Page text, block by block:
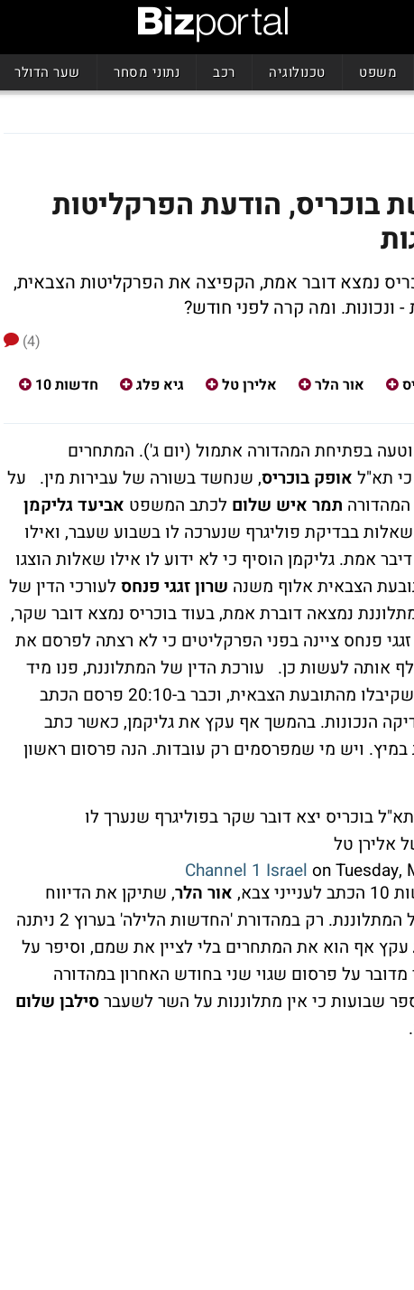
משפט טכנולוגיה רכב נתוני מסחר שער הדולר
ערוץ 10 בפרשת בוכריס, הודעת הפרקליטות
10' על כך שבוכריס נמצא דובר אמת, הקפיצה את הפרקליטות הצבאית,
ונכונות. ומה קרה לפני חודש?
(4)
אור הלר אלירן טל גיא פלג
חדשות 10
בפתיחת המהדורה אתמול (יום ג'). המתחרים
תא"ל אופק בוכריס, שנחשד בשורה של עבירות מין. על
תמר איש שלום לכתב המשפט אביעד גליקמן
שסיפר כי תא"ל בוכריס נמצא דובר אמת ב-3 שאלות בבדיקת פוליגרף שנערכה לו בשבוע שעבר, ואילו
אמת. גליקמן הוסיף כי לא ידוע לו אילו שאלות הוצגו
הצבאית אלוף משנה שרון זגגי פנחס לעורכי הדין של
נמצאה דוברת אמת, בעוד בוכריס נמצא דובר שקר,
פנחס ציינה בפני הפרקליטים כי לא רצתה לפרסם את
הבדיקה, אולם הפרסום בערוץ 10 אילף אותה לעשות כן. עורכת הדין של המתלוננת, פנו מיד
למערכות הטלוויזיה כדי להעביר את הדברים שקיבלו מהתובעת הצבאית, וכבר ב-20:10 פרסם הכתב
הנכונות. בהמשך אף עקץ את גליקמן, כאשר כתב
ויש מי שמפרסמים רק עובדות. הנה פרסום ראשון
בוכריס יצא דובר שקר בפוליגרף שנערך לו
אלירן טל
on Tuesday,
אור הלר, שתיקן את הדיווח
והעביר את ההודעה שקיבל מפרקליטותיה של המתלוננת. רק במהדורת 'החדשות הלילה' בערוץ 2 ניתנה
עקץ אף הוא את המתחרים בלי לציין את שמם, וסיפר על
מדובר על פרסום שגוי שני בחודש האחרון במהדורה
סילבן שלום